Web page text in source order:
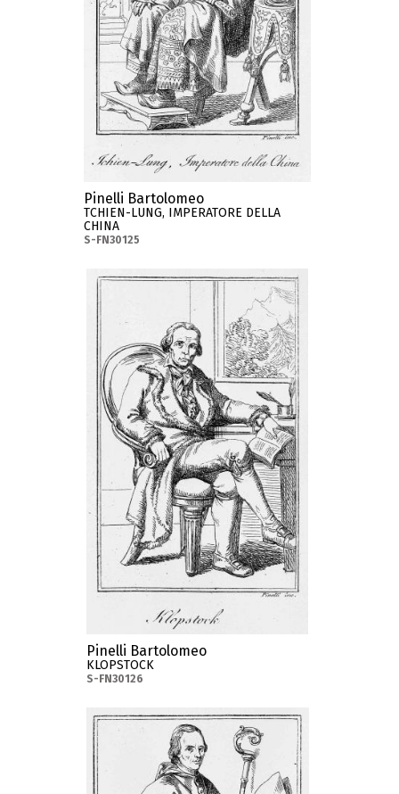
Pinelli Bartolomeo
TCHIEN-LUNG, IMPERATORE DELLA
CHINA
S-FN30125
Pinelli Bartolomeo
KLOPSTOCK
S-FN30126